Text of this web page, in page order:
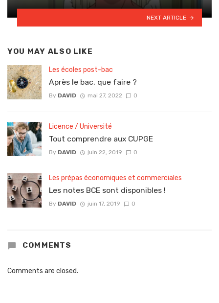
NEXT ARTICLE
YOU MAY ALSO LIKE
Les écoles post-bac
Après le bac, que faire ?
By DAVID mai 27, 2022 0
Licence / Université
Tout comprendre aux CUPGE
By DAVID juin 22, 2019 0
Les prépas économiques et commerciales
Les notes BCE sont disponibles !
By DAVID juin 17, 2019 0
COMMENTS
Comments are closed.